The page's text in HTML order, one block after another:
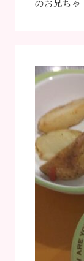
のお兄ちゃ..